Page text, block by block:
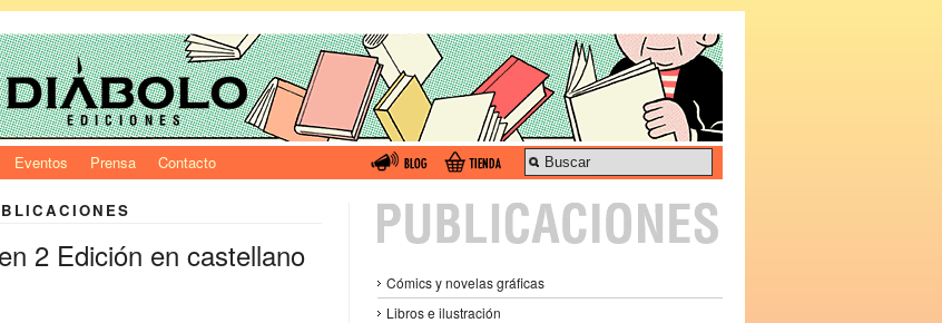
Eventos Prensa Contacto
2 Edición en castellano
Cómics y novelas gráficas
Libros e ilustración